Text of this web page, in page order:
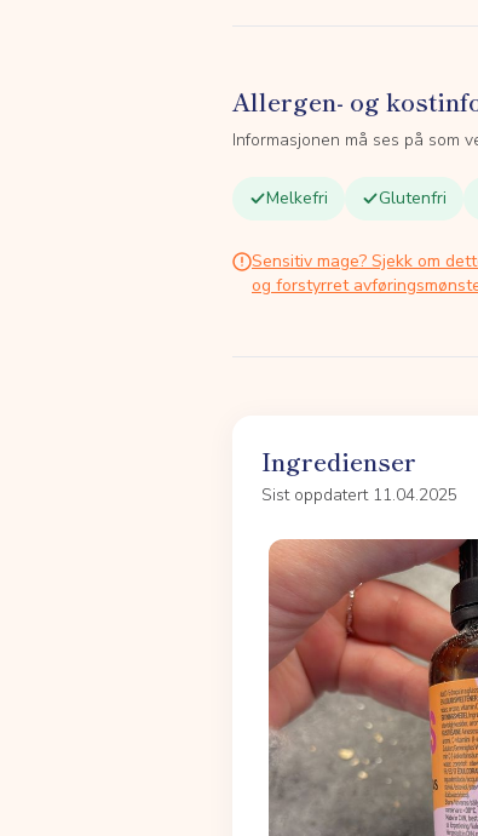
Allergen- og
Informasjonen må ses på som
Melkefri Glutenfri
Sensitiv mage? Sjekk om
og forstyrret
Ingredienser
Sist oppdatert 11.04.2025